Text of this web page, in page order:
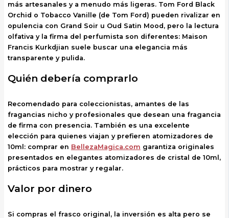
más artesanales y a menudo más ligeras. Tom Ford Black
Orchid o Tobacco Vanille (de Tom Ford) pueden rivalizar en
opulencia con Grand Soir u Oud Satin Mood, pero la lectura
olfativa y la firma del perfumista son diferentes: Maison
Francis Kurkdjian suele buscar una elegancia más
transparente y pulida.
Quién debería comprarlo
Recomendado para coleccionistas, amantes de las
fragancias nicho y profesionales que desean una fragancia
de firma con presencia. También es una excelente
elección para quienes viajan y prefieren atomizadores de
10ml: comprar en BellezaMagica.com garantiza originales
presentados en elegantes atomizadores de cristal de 10ml,
prácticos para mostrar y regalar.
Valor por dinero
Si compras el frasco original, la inversión es alta pero se